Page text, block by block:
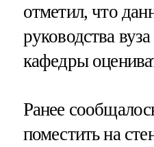
отметил, что
руководства
кафедры
Ранее
поместить на